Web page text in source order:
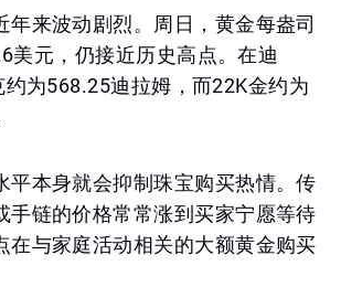
年来波动剧烈。周日，黄金每盎司
美元，仍接近历史高点。在迪
约为568.25迪拉姆，而22K金约为
平本身就会抑制珠宝购买热情。传
手链的价格常常涨到买家宁愿等待
在与家庭活动相关的大额黄金购买